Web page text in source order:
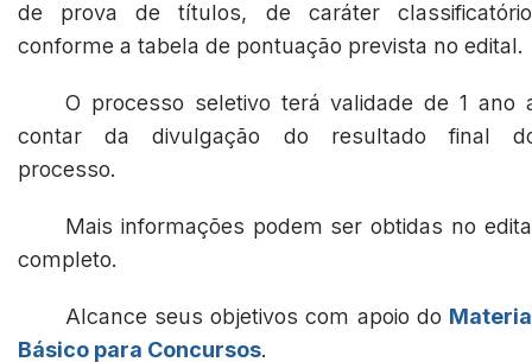
de prova de títulos, de caráter
conforme a tabela de pontuação prevista no edital.
O processo seletivo terá validade de 1 ano
contar da divulgação do resultado final
processo.
Mais informações podem ser obtidas no
completo.
Alcance seus objetivos com apoio do
Básico para Concursos.